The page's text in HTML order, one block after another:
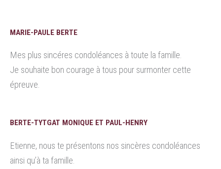
MARIE-PAULE BERTE
Mes plus sincéres condoléances à toute la famille.
Je souhaite bon courage à tous pour surmonter cette
épreuve.
BERTE-TYTGAT MONIQUE ET PAUL-HENRY
Etienne, nous te présentons nos sincères condoléances
ainsi qu’à ta famille.